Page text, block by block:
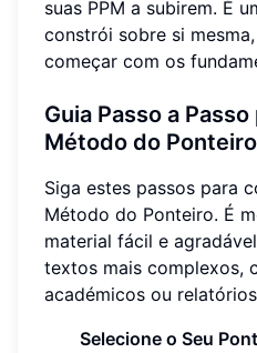
suas PPM a subirem. É
constrói sobre si
começar com os
Guia Passo a
Método do Ponteiro
Siga estes passos para
Método do Ponteiro. É
material fácil e
textos mais complexos,
académicos ou
Selecione o Seu